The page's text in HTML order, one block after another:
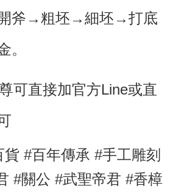
斧→粗坯→細坯→打底
可直接加官方Line或直
#百年傳承 #手工雕刻
#關公 #武聖帝君 #香樟